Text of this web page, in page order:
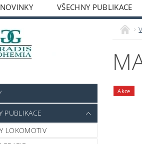
NOVINKY VŠECHNY PUBLIKACE
PUBLIKACE
LOKOMOTIV
Akce